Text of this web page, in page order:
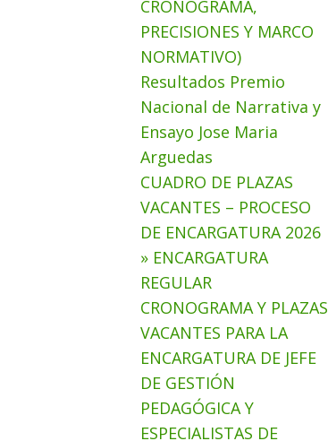
CRONOGRAMA,
PRECISIONES Y MARCO
NORMATIVO)
Resultados Premio
Nacional de Narrativa y
Ensayo Jose Maria
Arguedas
CUADRO DE PLAZAS
VACANTES – PROCESO
DE ENCARGATURA 2026
» ENCARGATURA
REGULAR
CRONOGRAMA Y PLAZAS
VACANTES PARA LA
ENCARGATURA DE JEFE
DE GESTIÓN
PEDAGÓGICA Y
ESPECIALISTAS DE